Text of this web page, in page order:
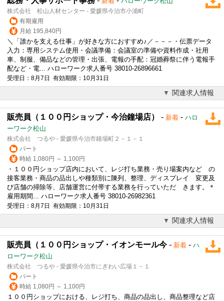
株式会社 松山人材センター - 愛媛県今治市小浦町
有期雇用
月給 195,840円
＼「誰かを支える仕事」が好きな方におすすめ♪／－－－・伝票データ
入力：専用システム使用・会議準備：会議室の準備や資料作成・社用
車、制服、備品などの管理・出張、電報の手配：冠婚葬祭に伴う電報手
配など・電... ハローワーク求人番号 38010-26896661
受理日：8月7日 有効期限：10月31日
関連求人情報
販売員（１００円ショップ・今治鐘場店） - 新着 - ハロ
ーワーク松山
株式会社 つるや - 愛媛県今治市鐘場町２－１－１
パート
時給 1,080円 ～ 1,100円
・１００円ショップ店内において、レジ打ち業務・売り場案内など の
接客業務・商品の品出しや種類別に陳列、整理、ディスプレイ 変更及
び店舗の掃除等、店舗運営に付帯する業務を行っていただ きます。＊
雇用期間... ハローワーク求人番号 38010-26982361
受理日：8月7日 有効期限：10月31日
関連求人情報
販売員（１００円ショップ・イオンモール今 - 新着 - ハ
ローワーク松山
株式会社 つるや - 愛媛県今治市にぎわい広場１－１
パート
時給 1,080円 ～ 1,100円
１００円ショップにおける、レジ打ち、商品の品出し、商品整理など店